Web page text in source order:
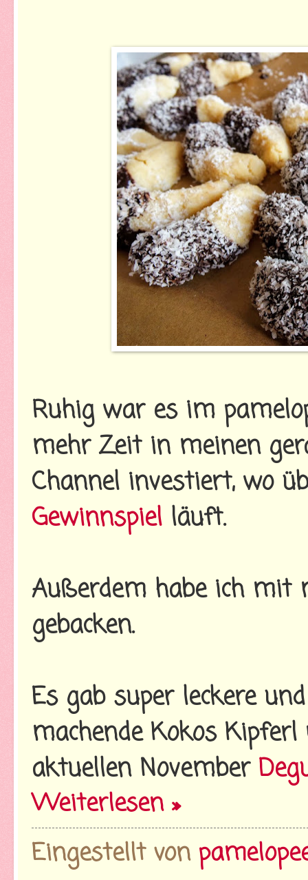
Ruhig war es im
mehr Zeit in meinen
Channel investiert, wo
Gewinnspiel läuft.
Außerdem habe ich mit
gebacken.
Es gab super leckere
machende Kokos
aktuellen November
Weiterlesen »
Eingestellt von